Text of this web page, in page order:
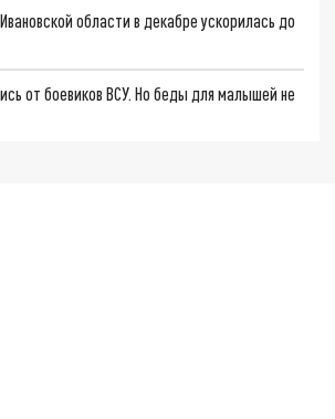
области в декабре ускорилась до
от боевиков ВСУ. Но беды для малышей не